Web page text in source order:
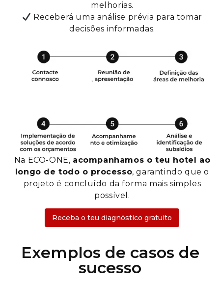
melhorias.
Receberá uma análise prévia para tomar
decisões informadas.
Na ECO-ONE, acompanhamos o teu hotel ao
longo de todo o processo, garantindo que o
projeto é concluído da forma mais simples
possível.
Receba o teu diagnóstico gratuito
Exemplos de casos de
sucesso